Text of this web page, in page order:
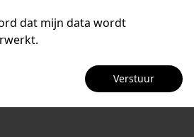
dat mijn data wordt
Verstuur